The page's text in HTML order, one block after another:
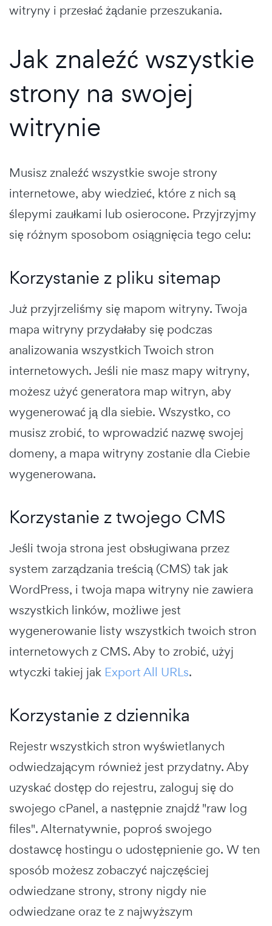
witryny i przesłać żądanie przeszukania.
Jak znaleźć wszystkie
strony na swojej
witrynie
Musisz znaleźć wszystkie swoje strony
internetowe, aby wiedzieć, które z nich są
ślepymi zaułkami lub osierocone. Przyjrzyjmy
się różnym sposobom osiągnięcia tego celu:
Korzystanie z pliku sitemap
Już przyjrzeliśmy się mapom witryny. Twoja
mapa witryny przydałaby się podczas
analizowania wszystkich Twoich stron
internetowych. Jeśli nie masz mapy witryny,
możesz użyć generatora map witryn, aby
wygenerować ją dla siebie. Wszystko, co
musisz zrobić, to wprowadzić nazwę swojej
domeny, a mapa witryny zostanie dla Ciebie
wygenerowana.
Korzystanie z twojego CMS
Jeśli twoja strona jest obsługiwana przez
system zarządzania treścią (CMS) tak jak
WordPress, i twoja mapa witryny nie zawiera
wszystkich linków, możliwe jest
wygenerowanie listy wszystkich twoich stron
internetowych z CMS. Aby to zrobić, użyj
wtyczki takiej jak Export All URLs.
Korzystanie z dziennika
Rejestr wszystkich stron wyświetlanych
odwiedzającym również jest przydatny. Aby
uzyskać dostęp do rejestru, zaloguj się do
swojego cPanel, a następnie znajdź "raw log
files". Alternatywnie, poproś swojego
dostawcę hostingu o udostępnienie go. W ten
sposób możesz zobaczyć najczęściej
odwiedzane strony, strony nigdy nie
odwiedzane oraz te z najwyższym